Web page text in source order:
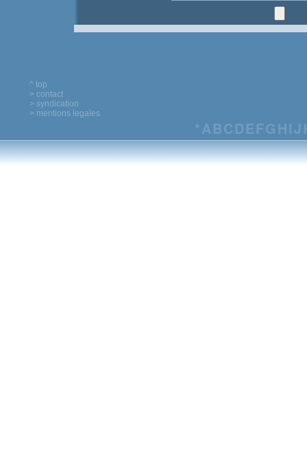
^ top
> contact
> syndication
> mentions legales
*ABCDEFG HIJ